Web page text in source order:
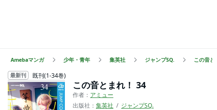
Amebaマンガ 少年・青年 集英社 ジャンプSQ. この音と
最新刊 既刊(1-34巻)
この音とまれ！ 34
作者： アミュー
出版社： 集英社
ジャンプSQ.